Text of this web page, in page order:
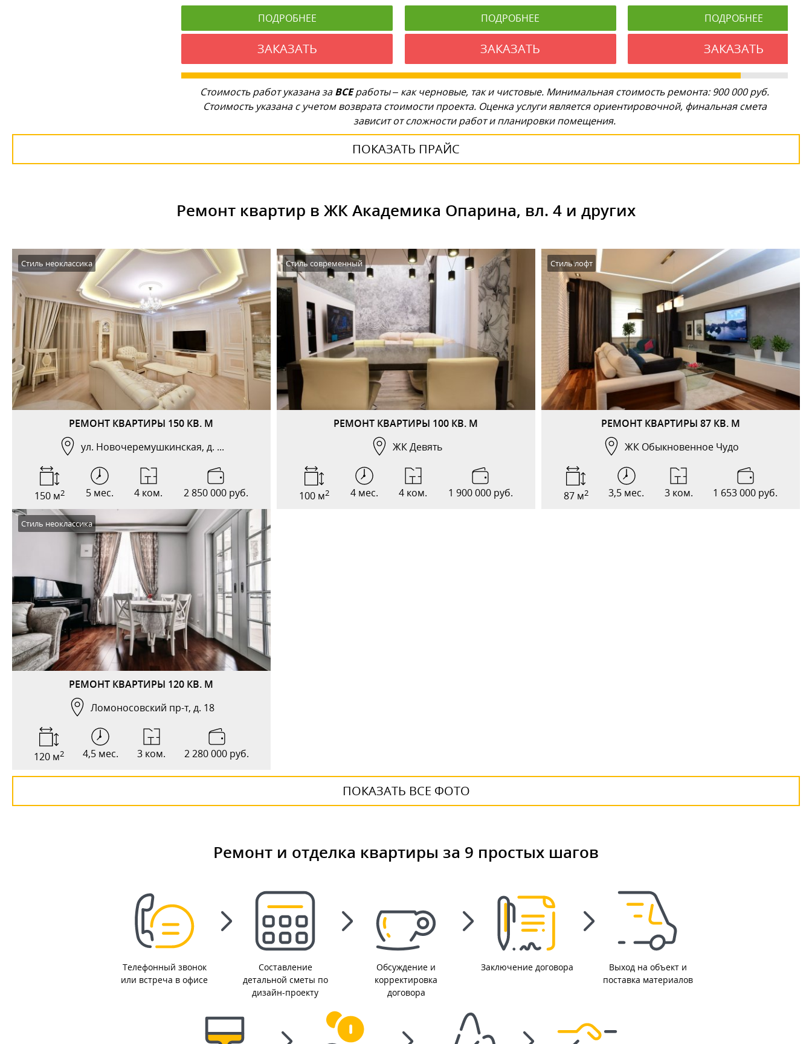
ПОДРОБНЕЕ
ЗАКАЗАТЬ
ПОДРОБНЕЕ
ЗАКАЗАТЬ
ПОДРОБНЕЕ
ЗАКАЗАТЬ
Стоимость работ указана заВСЕработы – как черновые, так и чистовые. Минимальная стоимость ремонта: 900 000 руб.
Стоимость указана с учетом возврата стоимости проекта. Оценка услуги является ориентировочной, финальная смета
зависит от сложности работ и планировки помещения.
ПОКАЗАТЬ ПРАЙС
Ремонт квартир в ЖК Академика Опарина, вл. 4 и других
РЕМОНТ КВАРТИРЫ 150 КВ. М
ул. Новочеремушкинская, д. ...
Стиль неоклассика
150 м2 5 мес. 4 ком. 2 850 000 руб.
РЕМОНТ КВАРТИРЫ 100 КВ. М
ЖК Девять
Стиль современный
100 м2 4 мес. 4 ком. 1 900 000 руб.
РЕМОНТ КВАРТИРЫ 87 КВ. М
ЖК Обыкновенное Чудо
Стиль лофт
87 м2 3,5 мес. 3 ком. 1 653 000 руб.
РЕМОНТ КВАРТИРЫ 120 КВ. М
Ломоносовский пр-т, д. 18
Стиль неоклассика
120 м2 4,5 мес. 3 ком. 2 280 000 руб.
ПОКАЗАТЬ ВСЕ ФОТО
Ремонт и отделка квартиры за 9 простых шагов
Телефонный звонок
или встреча в офисе
Составление
детальной сметы по
дизайн-проекту
Обсуждение и
корректировка
договора
Заключение договора
Выход на объект и
поставка материалов